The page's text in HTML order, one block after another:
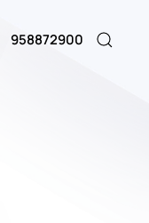
958872900